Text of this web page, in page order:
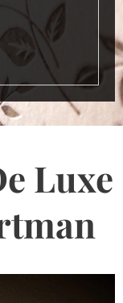
Luxe